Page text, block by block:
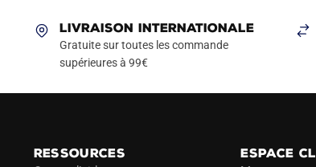
Les
options
peuvent
page
LIVRAISON INTERNATIONALE
Gratuite sur toutes les commande
supérieures à 99€
RESSOURCES
ESPACE